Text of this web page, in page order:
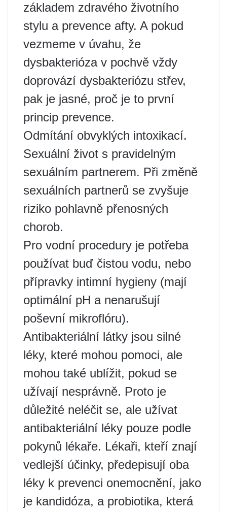
základem zdravého životního
stylu a prevence afty. A pokud
vezmeme v úvahu, že
dysbakterióza v pochvě vždy
doprovází dysbakteriózu střev,
pak je jasné, proč je to první
princip prevence.
Odmítání obvyklých intoxikací.
Sexuální život s pravidelným
sexuálním partnerem. Při změně
sexuálních partnerů se zvyšuje
riziko pohlavně přenosných
chorob.
Pro vodní procedury je potřeba
používat buď čistou vodu, nebo
přípravky intimní hygieny (mají
optimální pH a nenarušují
poševní mikroflóru).
Antibakteriální látky jsou silné
léky, které mohou pomoci, ale
mohou také ublížit, pokud se
užívají nesprávně. Proto je
důležité neléčit se, ale užívat
antibakteriální léky pouze podle
pokynů lékaře. Lékaři, kteří znají
vedlejší účinky, předepisují oba
léky k prevenci onemocnění, jako
je kandidóza, a probiotika, která